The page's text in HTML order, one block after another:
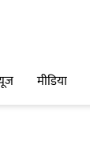
मीडिया